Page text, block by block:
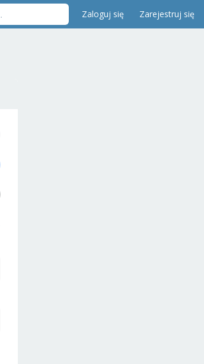
Zaloguj się Zarejestruj się